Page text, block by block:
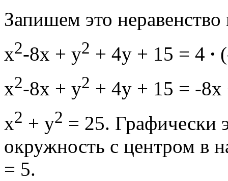
Запишем это
x2-8x + y2 + 4y + 15 = 4 ∙
x2-8x + y2 + 4y + 15 = -
x2 + y2 = 25. Графически
окружность с центром в
= 5.